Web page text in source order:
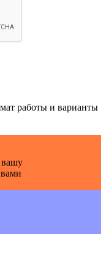
работы и варианты